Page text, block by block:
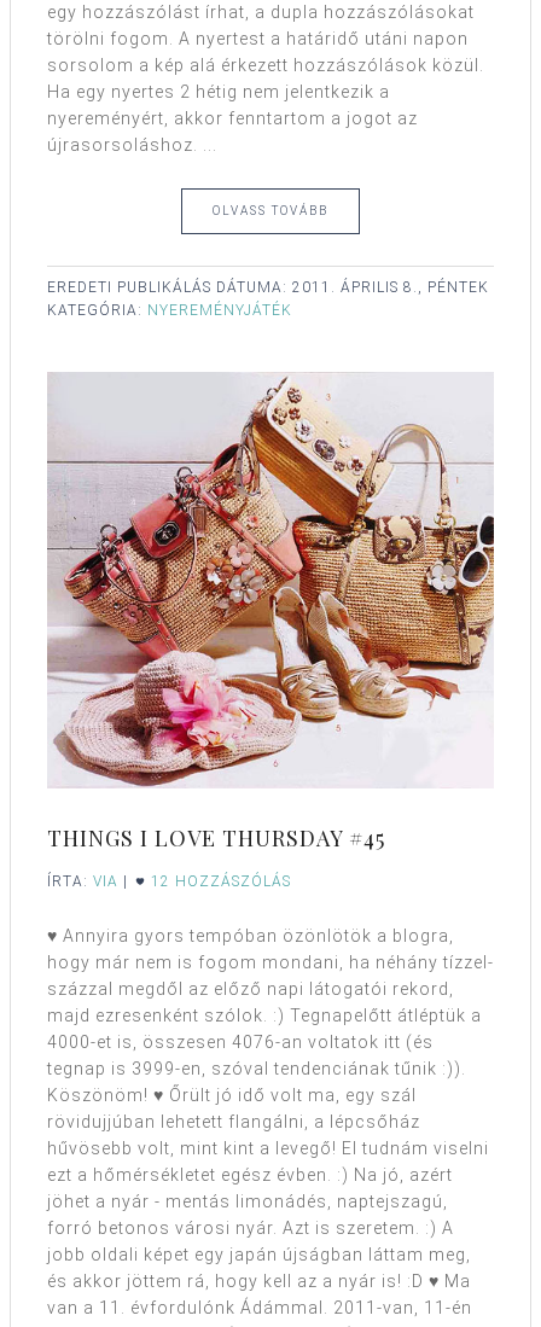
egy hozzászólást írhat, a dupla hozzászólásokat
törölni fogom. A nyertest a határidő utáni napon
sorsolom a kép alá érkezett hozzászólások közül.
Ha egy nyertes 2 hétig nem jelentkezik a
nyereményért, akkor fenntartom a jogot az
újrasorsoláshoz. ...
OLVASS TOVÁBB
EREDETI PUBLIKÁLÁS DÁTUMA: 2011. ÁPRILIS 8., PÉNTEK
KATEGÓRIA: NYEREMÉNYJÁTÉK
THINGS I LOVE THURSDAY #45
ÍRTA: VIA 12 HOZZÁSZÓLÁS
♥ Annyira gyors tempóban özönlötök a blogra,
hogy már nem is fogom mondani, ha néhány tízzel-
százzal megdől az előző napi látogatói rekord,
majd ezresenként szólok. :) Tegnapelőtt átléptük a
4000-et is, összesen 4076-an voltatok itt (és
tegnap is 3999-en, szóval tendenciának tűnik :)).
Köszönöm! ♥ Őrült jó idő volt ma, egy szál
rövidujjúban lehetett flangálni, a lépcsőház
hűvösebb volt, mint kint a levegő! El tudnám viselni
ezt a hőmérsékletet egész évben. :) Na jó, azért
jöhet a nyár - mentás limonádés, naptejszagú,
forró betonos városi nyár. Azt is szeretem. :) A
jobb oldali képet egy japán újságban láttam meg,
és akkor jöttem rá, hogy kell az a nyár is! :D ♥ Ma
van a 11. évfordulónk Ádámmal. 2011-van, 11-én